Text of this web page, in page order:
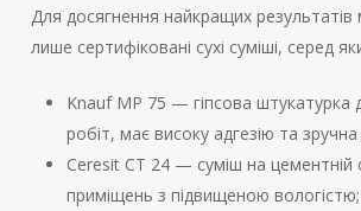
Для досягнення найкращих
лише сертифіковані сухі суміші, серед
Knauf MP 75 — гіпсова штукатурка
робіт, має високу адгезію та зручна
Ceresit CT 24 — суміш на цементній
приміщень з підвищеною вологістю;